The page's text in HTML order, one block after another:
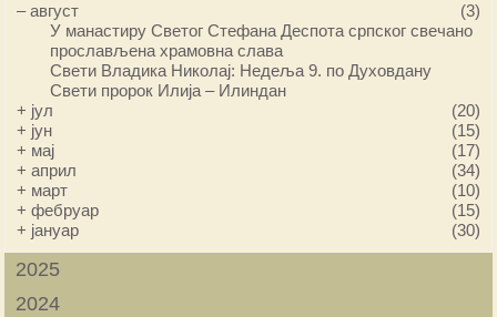
–август
(3)
У манастиру Светог Стефана Деспота српског свечано
прослављена храмовна слава
Свети Владика Николај: Недеља 9. по Духовдану
Свети пророк Илија – Илиндан
+ јул
(20)
+ јун
(15)
+ мај
(17)
+април
(34)
+ март
(10)
+фебруар
(15)
+ јануар (30)
2025
2024